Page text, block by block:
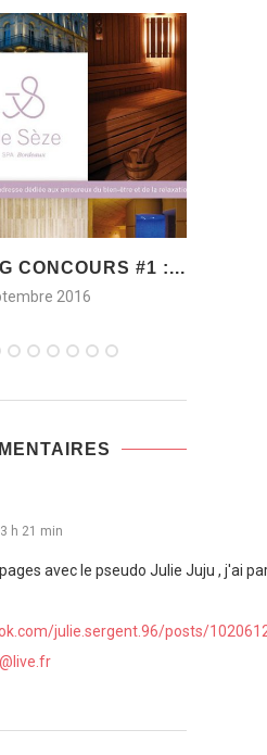
CONCOURS #1 :...
2016
h 21 min
avec le pseudo Julie Juju , j'ai
julie.sergent.96/posts/